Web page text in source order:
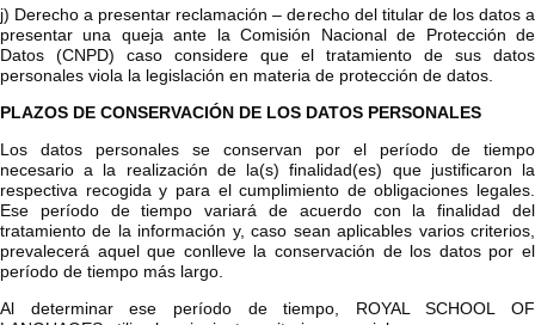
j) Derecho a presentar reclamación – derecho del titular de los datos a
presentar una queja ante la Comisión Nacional de Protección de
Datos (CNPD) caso considere que el tratamiento de sus datos
personales viola la legislación en materia de protección de datos.
PLAZOS DE CONSERVACIÓN DE LOS DATOS PERSONALES
Los datos personales se conservan por el período de tiempo
necesario a la realización de la(s) finalidad(es) que justificaron la
respectiva recogida y para el cumplimiento de obligaciones legales.
Ese período de tiempo variará de acuerdo con la finalidad del
tratamiento de la información y, caso sean aplicables varios criterios,
prevalecerá aquel que conlleve la conservación de los datos por el
período de tiempo más largo.
Al determinar ese período de tiempo, ROYAL SCHOOL OF